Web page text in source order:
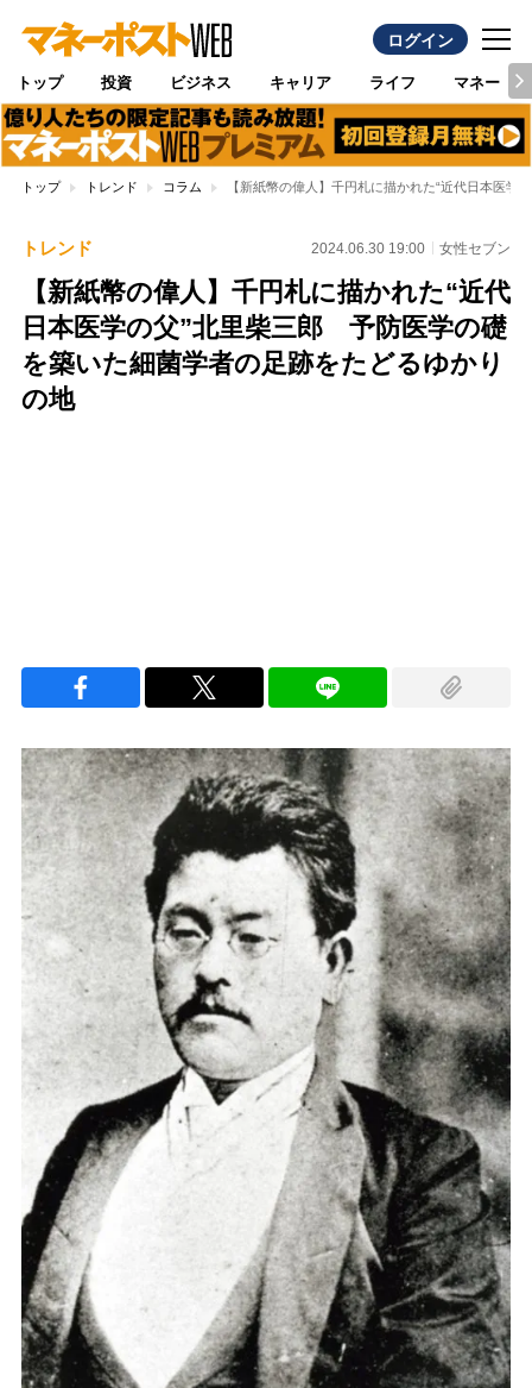
ログイン
トップ 投資 ビジネス キャリア ライフ マネー
トップ トレンド コラム 【新紙幣の偉人】千円札に描かれた“近代日本医
トレンド 2024.06.30 19:00 女性セブン
【新紙幣の偉人】千円札に描かれた“近代
日本医学の父”北里柴三郎 予防医学の礎
を築いた細菌学者の足跡をたどるゆかり
の地